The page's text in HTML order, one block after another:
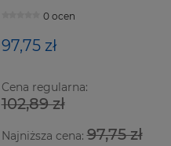
0 ocen
97,75 zł
Cena regularna:
102,89 zł
Najniższa cena:97,75 zł